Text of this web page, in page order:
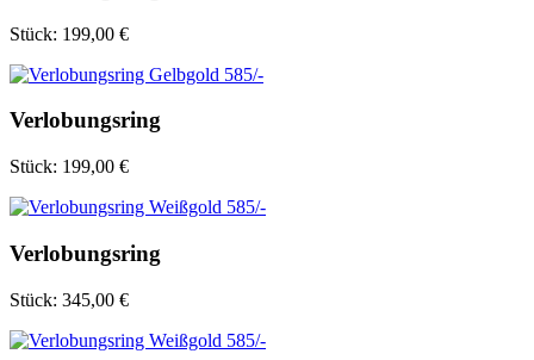
Stück: 199,00 €
Verlobungsring
Stück: 199,00 €
Verlobungsring
Stück: 345,00 €